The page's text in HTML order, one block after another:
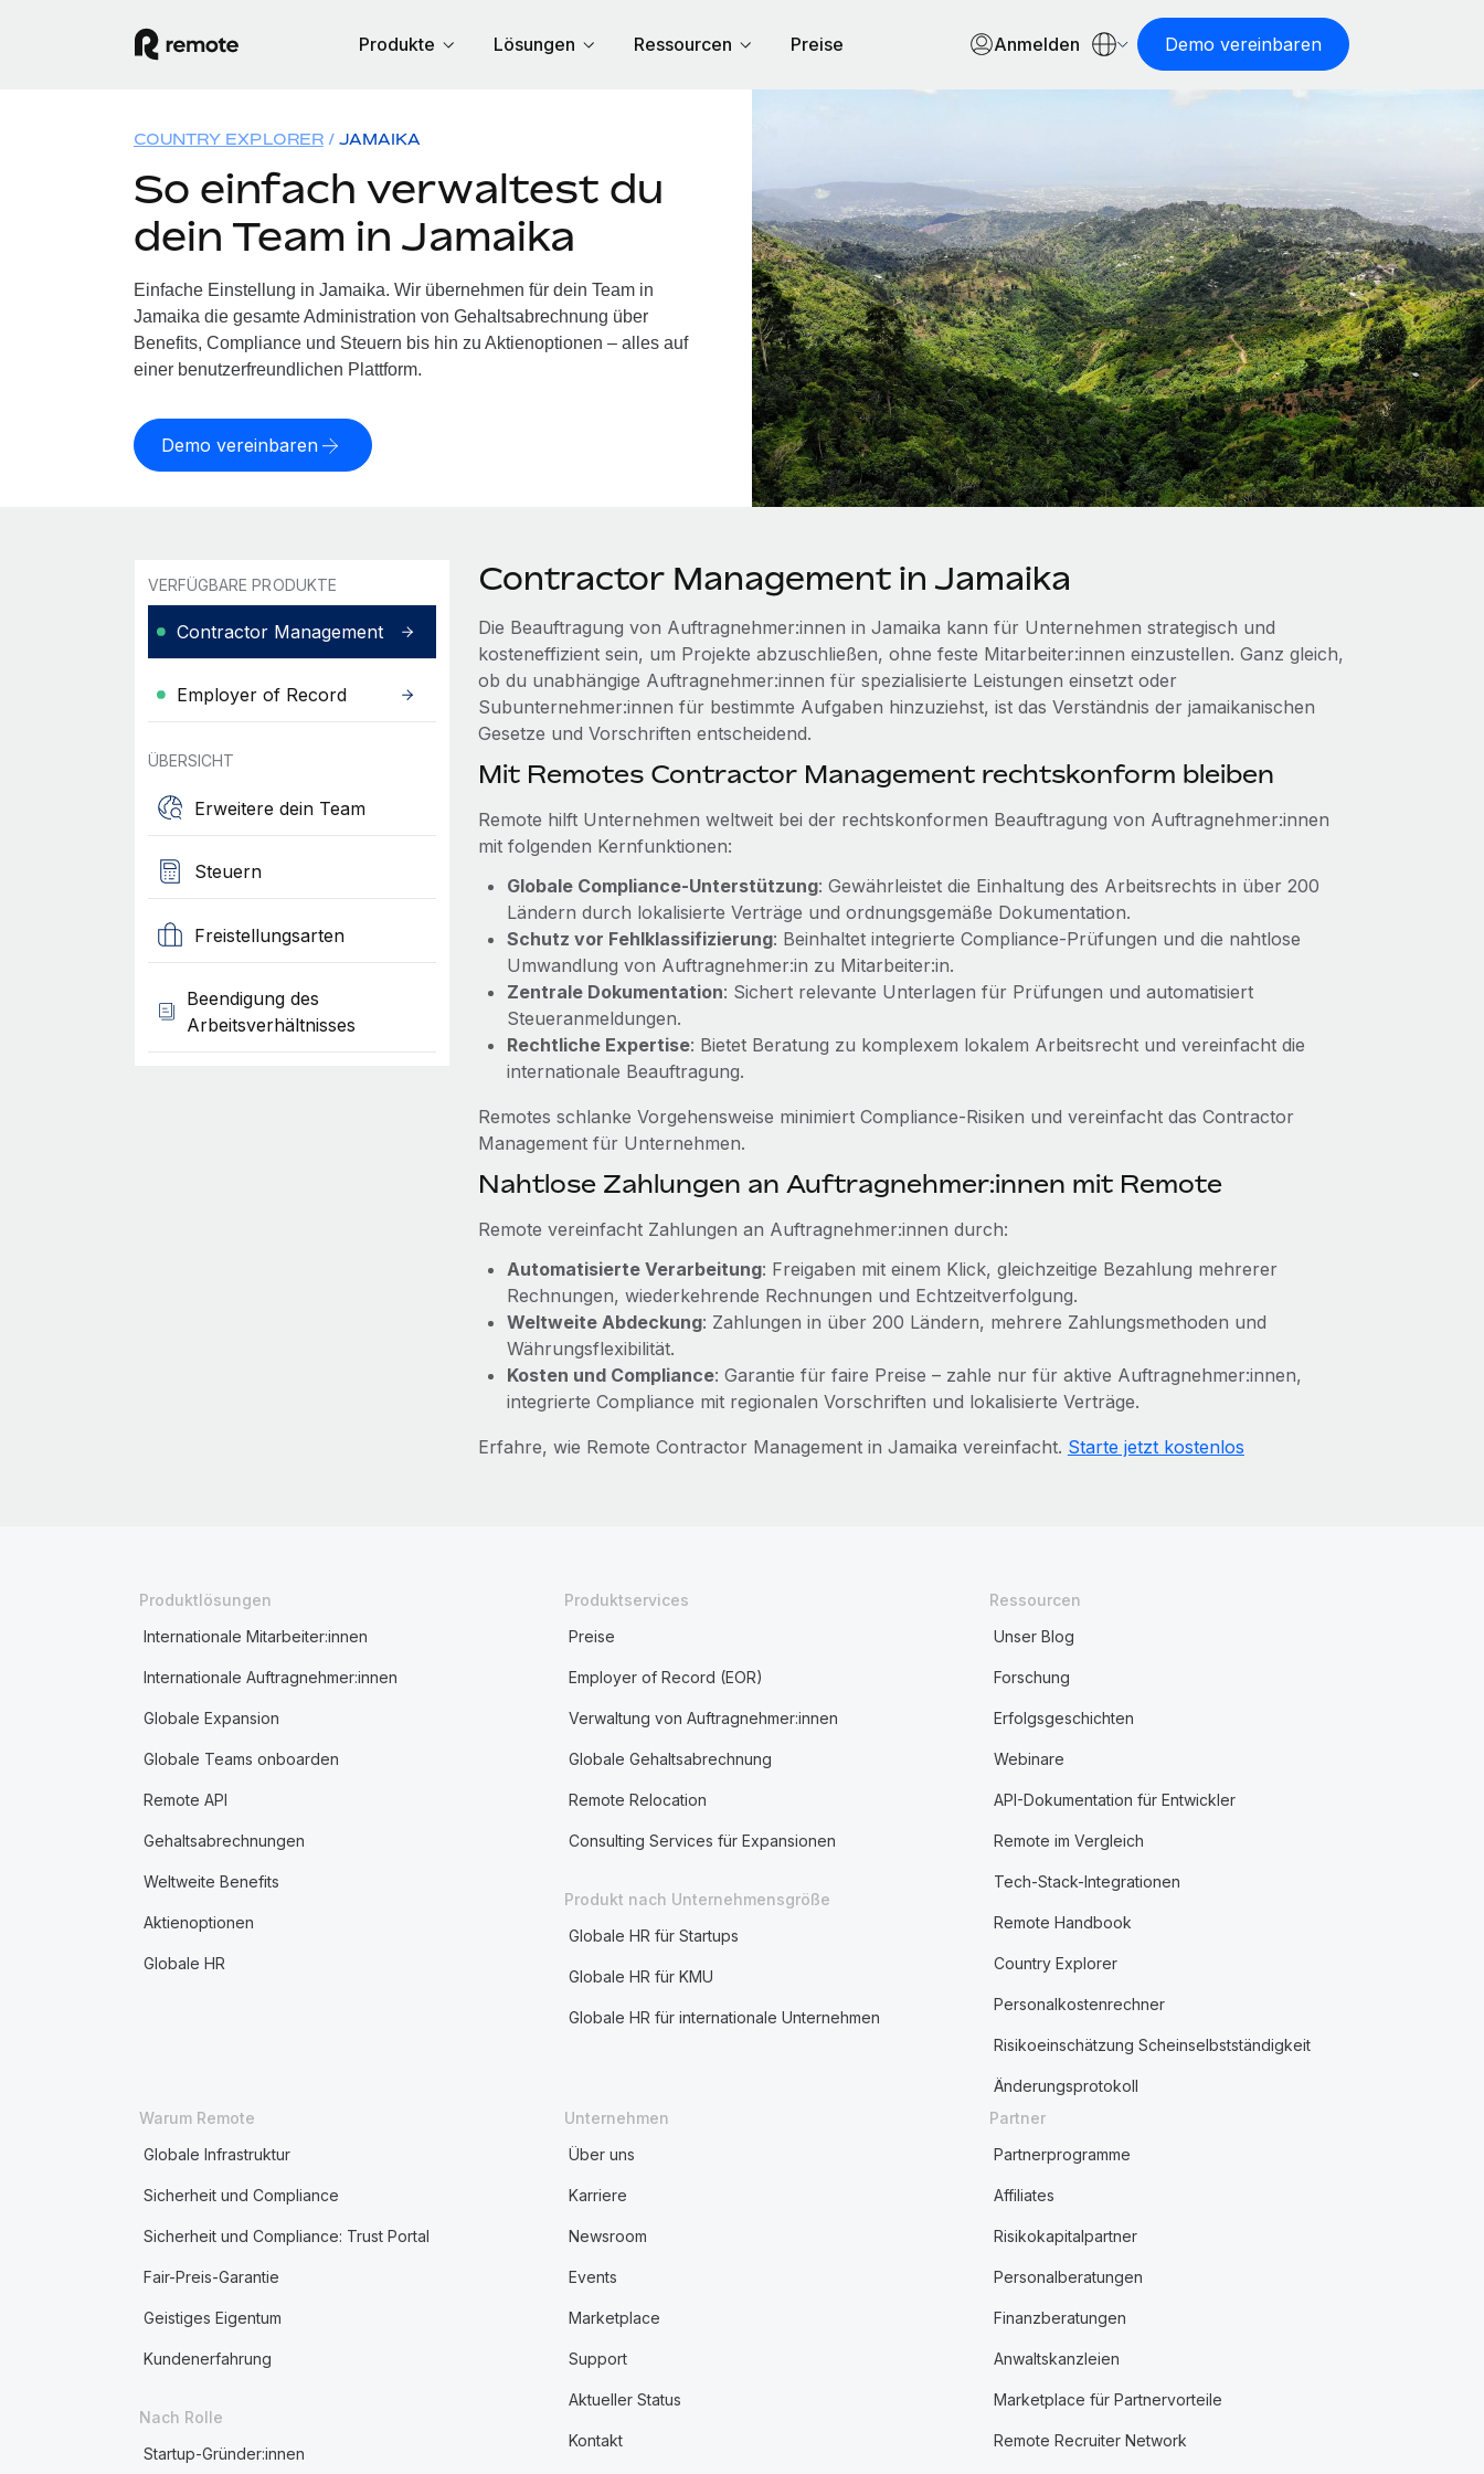
Produkte Lösungen Ressourcen Preise Anmelden Demo vereinbaren
COUNTRY EXPLORER JAMAIKA
So einfach verwaltest du
dein Team in Jamaika
Einfache Einstellung in Jamaika. Wir übernehmen für dein Team in
Jamaika die gesamte Administration von Gehaltsabrechnung über
Benefits, Compliance und Steuern bis hin zu Aktienoptionen – alles auf
einer benutzerfreundlichen Plattform.
Demo vereinbaren
VERFÜGBARE PRODUKTE
Contractor Management
Employer of Record
ÜBERSICHT
Erweitere dein Team
Steuern
Freistellungsarten
Beendigung des
Arbeitsverhältnisses
Contractor Management in Jamaika
Die Beauftragung von Auftragnehmer:innen in Jamaika kann für Unternehmen strategisch und
kosteneffizient sein, um Projekte abzuschließen, ohne feste Mitarbeiter:innen einzustellen. Ganz gleich,
ob du unabhängige Auftragnehmer:innen für spezialisierte Leistungen einsetzt oder
Subunternehmer:innen für bestimmte Aufgaben hinzuziehst, ist das Verständnis der jamaikanischen
Gesetze und Vorschriften entscheidend.
Mit Remotes Contractor Management rechtskonform bleiben
Remote hilft Unternehmen weltweit bei der rechtskonformen Beauftragung von Auftragnehmer:innen
mit folgenden Kernfunktionen:
Globale Compliance‑Unterstützung: Gewährleistet die Einhaltung des Arbeitsrechts in über 200
Ländern durch lokalisierte Verträge und ordnungsgemäße Dokumentation.
Schutz vor Fehlklassifizierung: Beinhaltet integrierte Compliance‑Prüfungen und die nahtlose
Umwandlung von Auftragnehmer:in zu Mitarbeiter:in.
Zentrale Dokumentation: Sichert relevante Unterlagen für Prüfungen und automatisiert
Steueranmeldungen.
Rechtliche Expertise: Bietet Beratung zu komplexem lokalem Arbeitsrecht und vereinfacht die
internationale Beauftragung.
Remotes schlanke Vorgehensweise minimiert Compliance‑Risiken und vereinfacht das Contractor
Management für Unternehmen.
Nahtlose Zahlungen an Auftragnehmer:innen mit Remote
Remote vereinfacht Zahlungen an Auftragnehmer:innen durch:
Automatisierte Verarbeitung: Freigaben mit einem Klick, gleichzeitige Bezahlung mehrerer
Rechnungen, wiederkehrende Rechnungen und Echtzeitverfolgung.
Weltweite Abdeckung: Zahlungen in über 200 Ländern, mehrere Zahlungsmethoden und
Währungsflexibilität.
Kosten und Compliance: Garantie für faire Preise – zahle nur für aktive Auftragnehmer:innen,
integrierte Compliance mit regionalen Vorschriften und lokalisierte Verträge.
Erfahre, wie Remote Contractor Management in Jamaika vereinfacht. Starte jetzt kostenlos
Produktlösungen
Internationale Mitarbeiter:innen
Internationale Auftragnehmer:innen
Globale Expansion
Globale Teams onboarden
Remote API
Gehaltsabrechnungen
Weltweite Benefits
Aktienoptionen
Globale HR
Produktservices
Preise
Employer of Record (EOR)
Verwaltung von Auftragnehmer:innen
Globale Gehaltsabrechnung
Remote Relocation
Consulting Services für Expansionen
Produkt nach Unternehmensgröße
Globale HR für Startups
Globale HR für KMU
Globale HR für internationale Unternehmen
Ressourcen
Unser Blog
Forschung
Erfolgsgeschichten
Webinare
API-Dokumentation für Entwickler
Remote im Vergleich
Tech-Stack-Integrationen
Remote Handbook
Country Explorer
Personalkostenrechner
Risikoeinschätzung Scheinselbstständigkeit
Änderungsprotokoll
Warum Remote
Globale Infrastruktur
Sicherheit und Compliance
Sicherheit und Compliance: Trust Portal
Fair-Preis-Garantie
Geistiges Eigentum
Kundenerfahrung
Nach Rolle
Startup-Gründer:innen
Unternehmen
Über uns
Karriere
Newsroom
Events
Marketplace
Support
Aktueller Status
Kontakt
Partner
Partnerprogramme
Affiliates
Risikokapitalpartner
Personalberatungen
Finanzberatungen
Anwaltskanzleien
Marketplace für Partnervorteile
Remote Recruiter Network